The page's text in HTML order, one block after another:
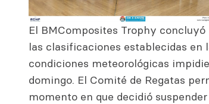
El BMComposites Trophy
las clasificaciones establecidas en
condiciones meteorológicas
domingo. El Comité de Regatas
momento en que decidió